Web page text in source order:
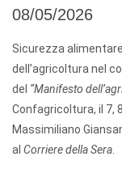
08/05/2026
Sicurezza
dell’agricoltura nel
del “Manifesto
Confagricoltura, il 7,
Massimiliano
al Corriere della Sera